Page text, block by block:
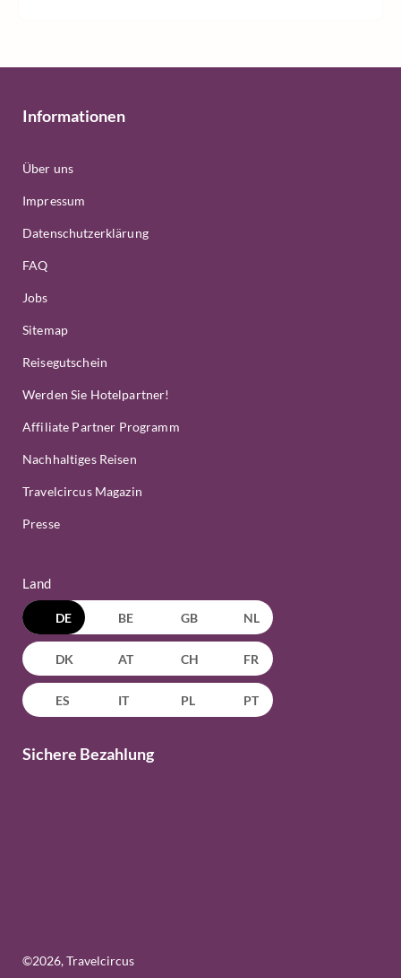
Informationen
Über uns
Impressum
Datenschutzerklärung
FAQ
Jobs
Sitemap
Reisegutschein
Werden Sie Hotelpartner!
Affiliate Partner Programm
Nachhaltiges Reisen
Travelcircus Magazin
Presse
Land
DE BE GB NL
DK AT CH FR
ES IT PL PT
Sichere Bezahlung
©2026, Travelcircus